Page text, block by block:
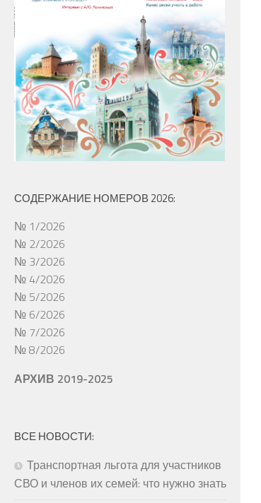
СОДЕРЖАНИЕ НОМЕРОВ 2026:
№ 1/2026
№ 2/2026
№ 3/2026
№ 4/2026
№ 5/2026
№ 6/2026
№ 7/2026
№ 8/2026
АРХИВ 2019-2025
ВСЕ НОВОСТИ:
Транспортная льгота для участников
СВО и членов их семей: что нужно знать